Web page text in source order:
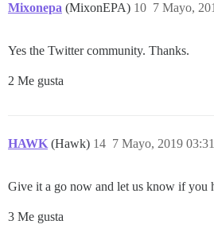
Mixonepa (MixonEPA) 7 Mayo,
10
Yes the Twitter community. Thanks.
2 Me gusta
HAWK (Hawk) 7 Mayo, 2019 03:31
14
Give it a go now and let us know if you
3 Me gusta